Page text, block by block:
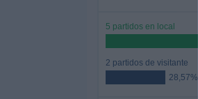
5 partidos en local
2 partidos de visitante
28,57%